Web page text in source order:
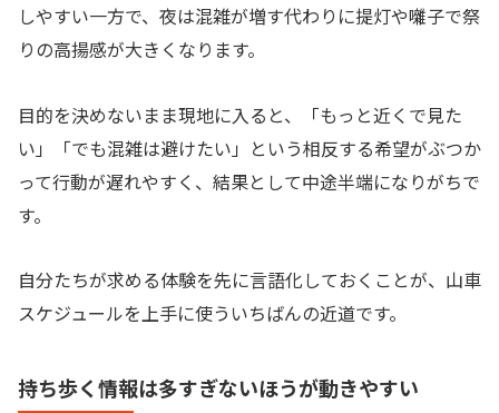
しやすい一方で、夜は混雑が増す代わりに提灯や囃子で祭
りの高揚感が大きくなります。
目的を決めないまま現地に入ると、「もっと近くで見た
い」「でも混雑は避けたい」という相反する希望がぶつか
って行動が遅れやすく、結果として中途半端になりがちで
す。
自分たちが求める体験を先に言語化しておくことが、山車
スケジュールを上手に使ういちばんの近道です。
持ち歩く情報は多すぎないほうが動きやすい